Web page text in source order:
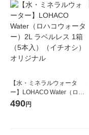
【水・ミネラルウォータ
ー】LOHACO Water（ロハ
コウォーター）2L ラベルレ
490円